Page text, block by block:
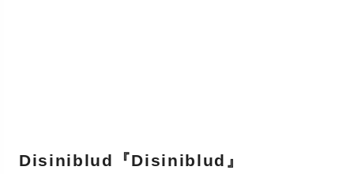
Disiniblud『Disiniblud』